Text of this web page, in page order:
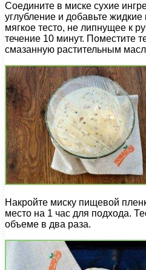
Соедините в миске сухие
углубление и добавьте
мягкое тесто, не липнущее к
течение 10 минут. Поместите
смазанную растительным
Накройте миску пищевой
место на 1 час для подхода.
объеме в два раза.